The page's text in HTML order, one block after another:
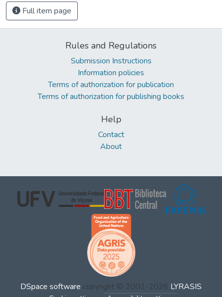
Full item page
Rules and Regulations
Submission Instructions
Information policies
Terms of authorization for publication
Terms of authorization for publishing books
Help
Contact
About
DSpace software copyright © 2002-2026 LYRASIS